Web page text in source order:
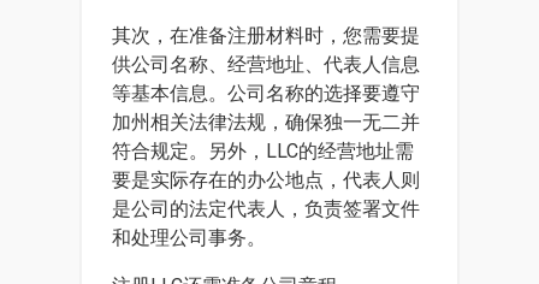
其次，在准备注册材料时，您需要提
供公司名称、经营地址、代表人信息
等基本信息。公司名称的选择要遵守
加州相关法律法规，确保独一无二并
符合规定。另外，LLC的经营地址需
要是实际存在的办公地点，代表人则
是公司的法定代表人，负责签署文件
和处理公司事务。